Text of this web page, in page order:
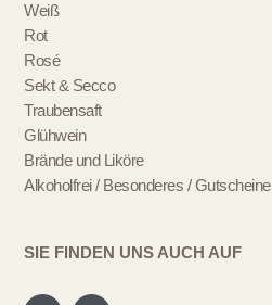
Weiß
Rot
Rosé
Sekt & Secco
Traubensaft
Glühwein
Brände und Liköre
Alkoholfrei / Besonderes / Gutscheine
SIE FINDEN UNS AUCH AUF